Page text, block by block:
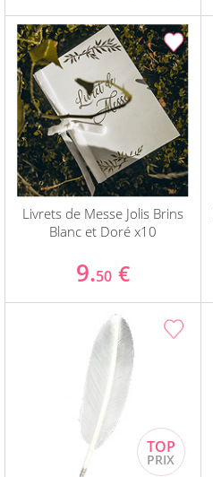
Livrets de Messe Jolis Brins
Blanc et Doré x10
9.50 €